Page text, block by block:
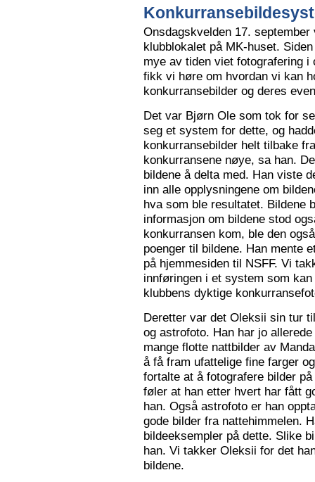
Onsdagskvelden 17.
klubblokalet på MK-huset.
mye av tiden viet fotografering
fikk vi høre om hvordan vi kan
konkurransebilder og deres
Det var Bjørn Ole som tok for
seg et system for dette, og
konkurransebilder helt tilbake
konkurransene nøye, sa han.
bildene å delta med. Han viste
inn alle opplysningene om
hva som ble resultatet. Bildene
informasjon om bildene stod
konkurransen kom, ble den
poenger til bildene. Han mente
på hjemmesiden til NSFF. Vi
innføringen i et system som
klubbens dyktige
Deretter var det Oleksii sin tur
og astrofoto. Han har jo
mange flotte nattbilder av
å få fram ufattelige fine farger
fortalte at å fotografere bilder
føler at han etter hvert har fått
han. Også astrofoto er han
gode bilder fra nattehimmelen.
bildeeksempler på dette. Slike
han. Vi takker Oleksii for det
bildene.